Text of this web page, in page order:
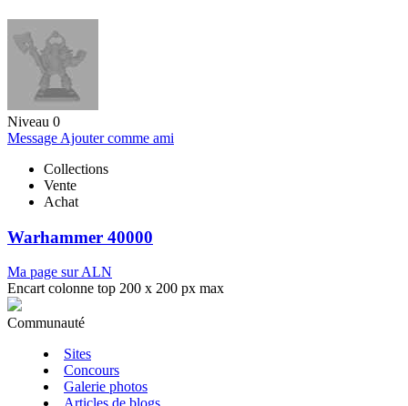
Niveau 0
Message Ajouter comme ami
Collections
Vente
Achat
Warhammer 40000
Ma page sur ALN
Encart colonne top 200 x 200 px max
Communauté
Sites
Concours
Galerie photos